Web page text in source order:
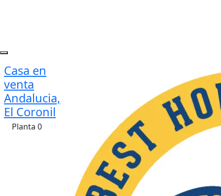
Casa en
venta
Andalucia,
El Coronil
Planta 0